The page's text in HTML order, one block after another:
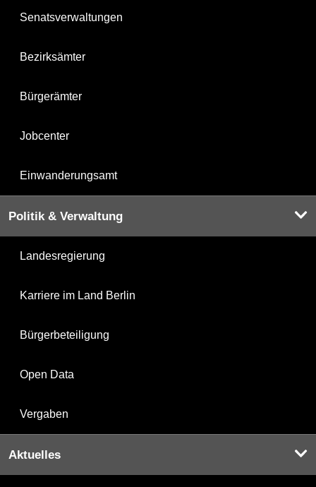
Senatsverwaltungen
Bezirksämter
Bürgerämter
Jobcenter
Einwanderungsamt
Politik & Verwaltung
Landesregierung
Karriere im Land Berlin
Bürgerbeteiligung
Open Data
Vergaben
Aktuelles